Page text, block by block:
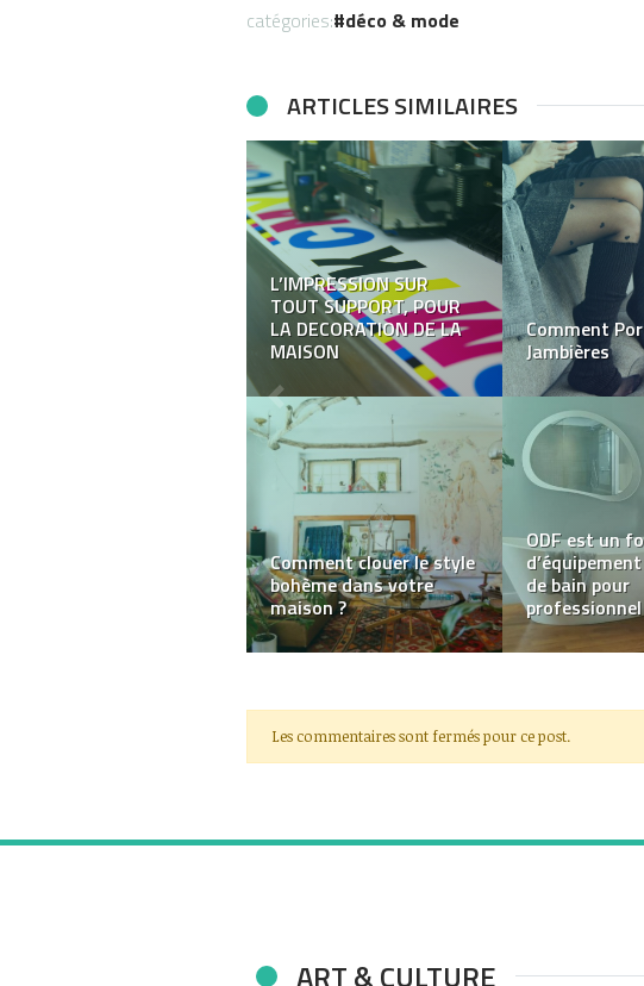
catégories: déco & mode
ARTICLES SIMILAIRES
Offrir une montre
Tissot : le cadeau
parfait pour toutes les
occasions
La location
chez SLF :
idéale pour
événements
Le Qamis : Entre
tradition et élégance
moderne dans la mode
musulmane
Pourquoi
gourmette
geste
Les commentaires sont fermés pour ce post.
ART & CULTURE